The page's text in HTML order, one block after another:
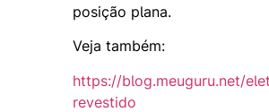
posição plana.
Veja também:
https://blog.meuguru.net/
revestido